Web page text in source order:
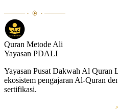
Quran Metode Ali
Yayasan PDALI
Yayasan Pusat Dakwah Al Quran
ekosistem pengajaran Al-Quran
sertifikasi.